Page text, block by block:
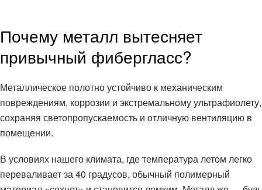
Почему металл вытесняет
привычный фибергласс?
Металлическое полотно устойчиво к механическим
повреждениям, коррозии и экстремальному ультрафиолету,
сохраняя светопропускаемость и отличную вентиляцию в
помещении.
В условиях нашего климата, где температура летом легко
переваливает за 40 градусов, обычный полимерный